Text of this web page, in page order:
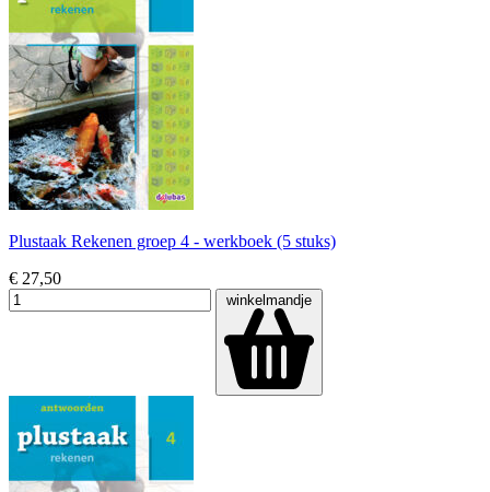
Plustaak Rekenen groep 4 - werkboek (5 stuks)
€ 27,50
winkelmandje